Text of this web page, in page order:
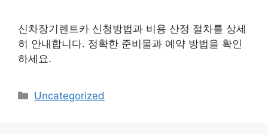
신차장기렌트카 신청방법과 비용 산정 절차를 상세
히 안내합니다. 정확한 준비물과 예약 방법을 확인
하세요.
카
Uncategorized